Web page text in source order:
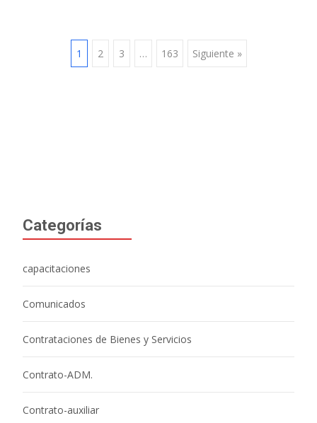
Navegación
1 2 3 … 163 Siguiente »
Categorías
capacitaciones
Comunicados
Contrataciones de Bienes y Servicios
Contrato-ADM.
Contrato-auxiliar